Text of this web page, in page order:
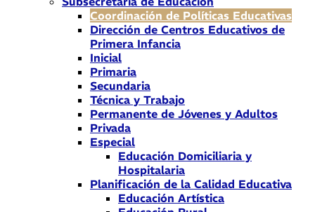
Coordinación de Políticas Educativas
Dirección de Centros Educativos de
Primera Infancia
Inicial
Primaria
Secundaria
Técnica y Trabajo
Permanente de Jóvenes y Adultos
Privada
Especial
Educación Domiciliaria y
Hospitalaria
Planificación de la Calidad Educativa
Educación Artística